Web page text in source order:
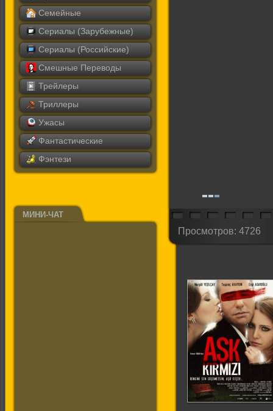
Семейные
Сериалы (Зарубежные)
Сериалы (Российские)
Смешные Переводы
Трейлеры
Триллеры
Ужасы
Фантастические
Фэнтези
МИНИ-ЧАТ
Просмотров: 4726